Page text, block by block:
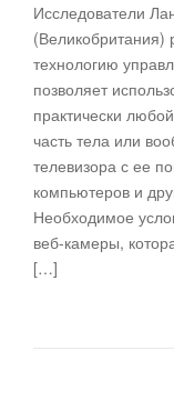
Исследователи
(Великобритания)
технологию
позволяет
практически
часть тела или
телевизора с ее
компьютеров и
Необходимое
веб-камеры,
[…]